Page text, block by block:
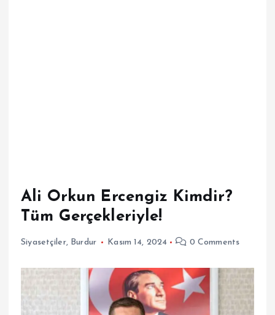
Ali Orkun Ercengiz Kimdir?
Tüm Gerçekleriyle!
Siyasetçiler, Burdur Kasım 14, 2024 0 Comments